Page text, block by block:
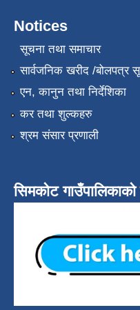
Notices
सूचना तथा समाचार
सार्वजनिक खरीद /बोलपत्र
एन, कानुन तथा निर्देशिका
कर तथा शुल्कहरु
श्रम संसार प्रणाली
सिमकोट गाउँपालिकाको